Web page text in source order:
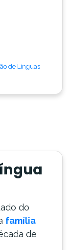
de Línguas
do
família
de